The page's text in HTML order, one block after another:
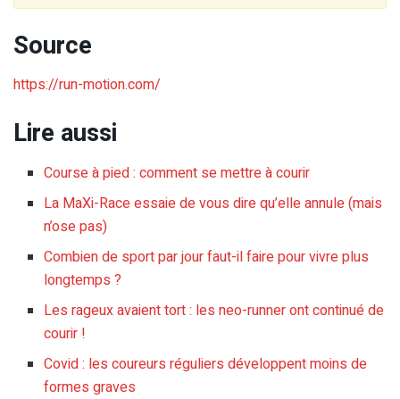
Source
https://run-motion.com/
Lire aussi
Course à pied : comment se mettre à courir
La MaXi-Race essaie de vous dire qu’elle annule (mais
n’ose pas)
Combien de sport par jour faut-il faire pour vivre plus
longtemps ?
Les rageux avaient tort : les neo-runner ont continué de
courir !
Covid : les coureurs réguliers développent moins de
formes graves